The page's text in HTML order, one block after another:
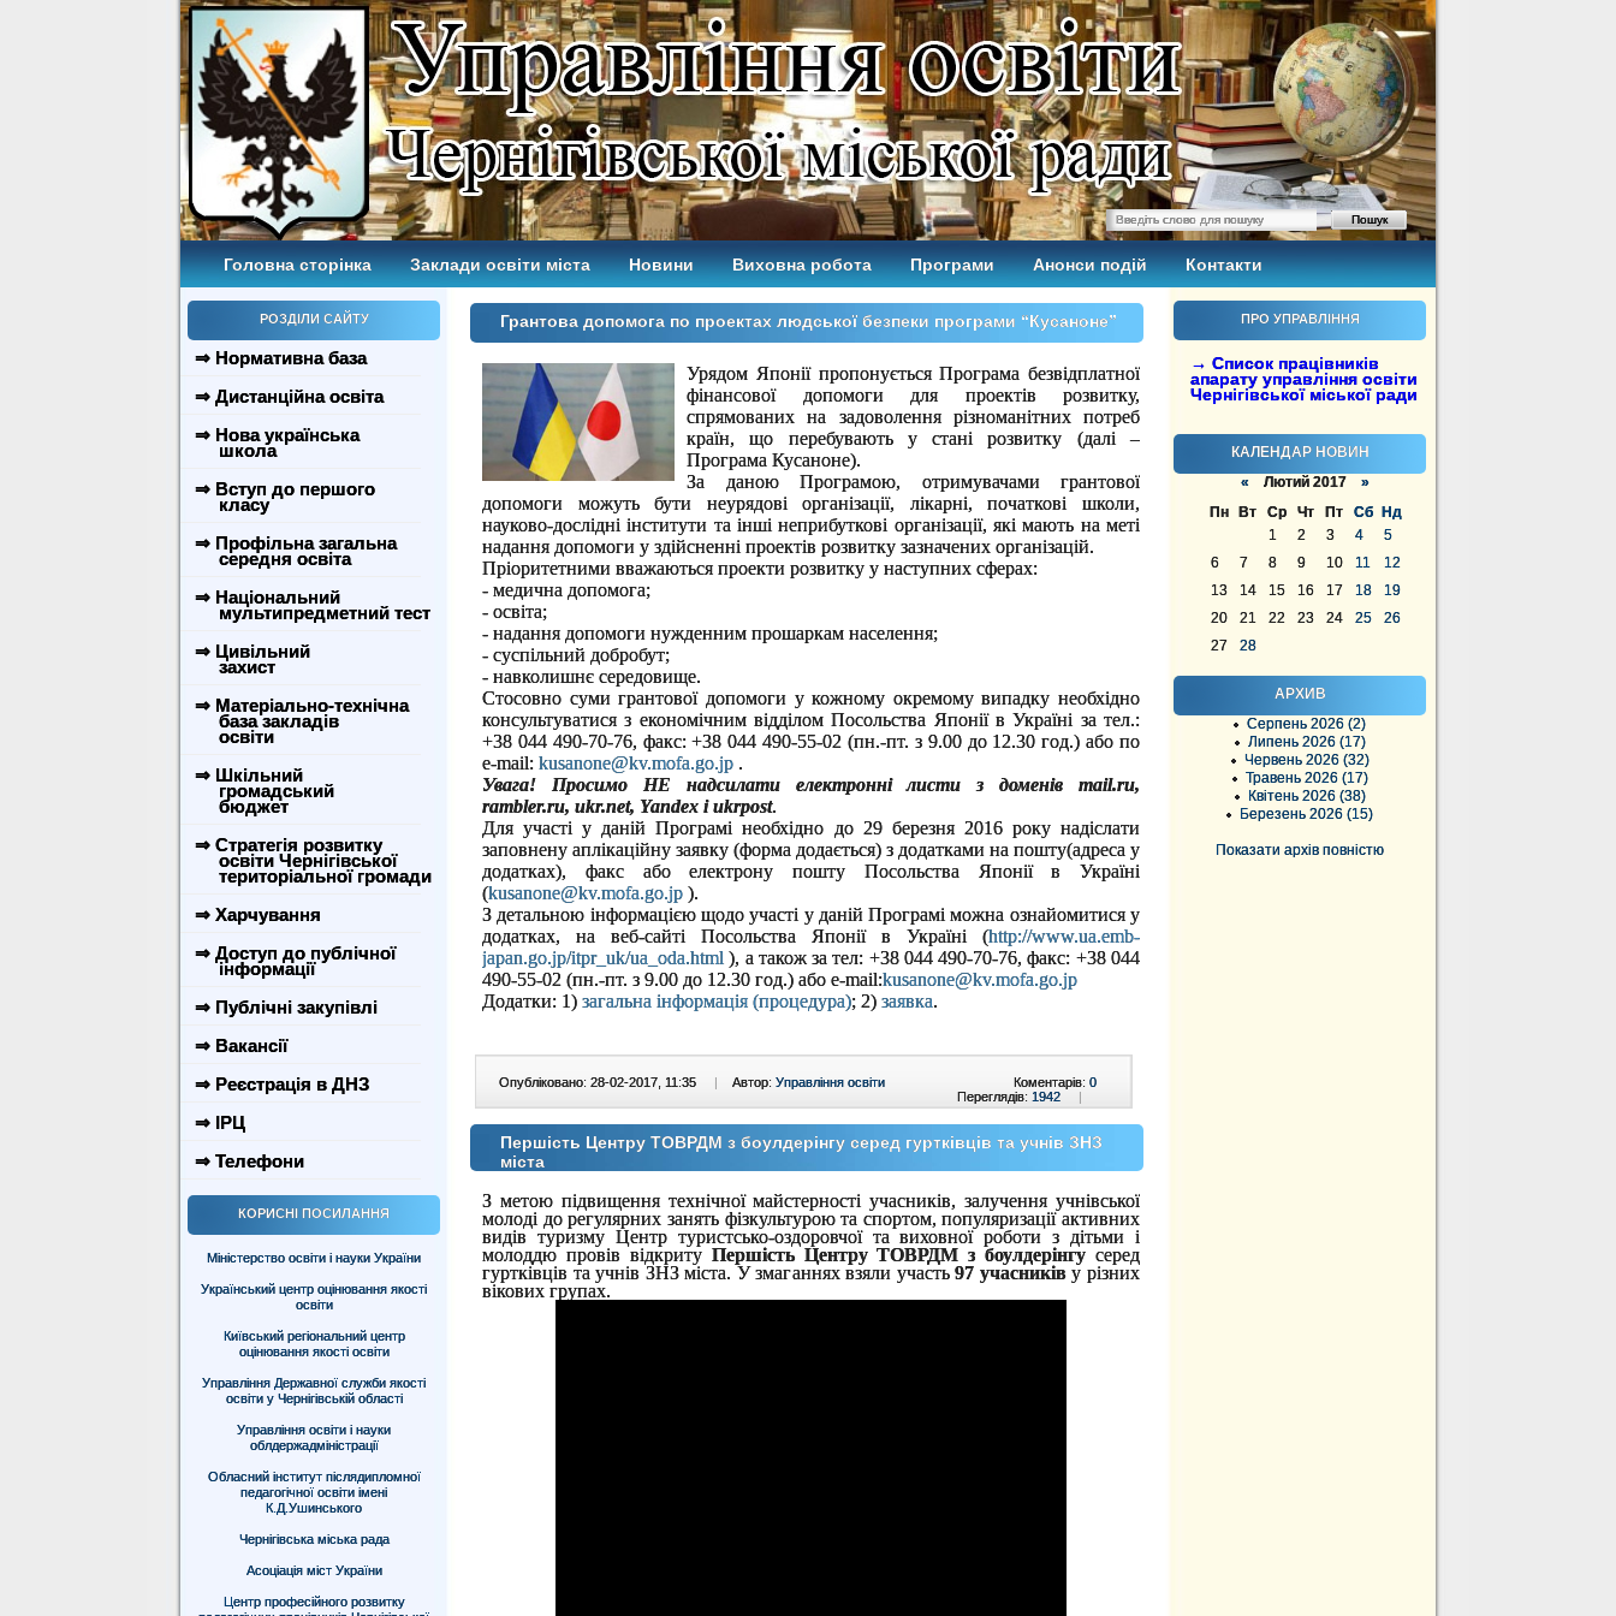
Головна сторінка Заклади освіти міста Новини Виховна робота Програми Анонси подій Контакти
РОЗДІЛИ САЙТУ
⇒ Нормативна база
⇒ Дистанційна освіта
⇒ Нова українська
школа
⇒ Вступ до першого
класу
⇒ Профільна загальна
середня освіта
⇒ Національний
мультипредметний тест
⇒ Цивільний
захист
⇒ Матеріально-технічна
база закладів
освіти
⇒ Шкільний
громадський
бюджет
⇒ Стратегія розвитку
освіти Чернігівської
територіальної громади
⇒ Харчування
⇒ Доступ до публічної
інформації
⇒ Публічні закупівлі
⇒ Вакансії
⇒ Реєстрація в ДНЗ
⇒ ІРЦ
⇒ Телефони
КОРИСНІ ПОСИЛАННЯ
Міністерство освіти і науки України
Український центр оцінювання якості
освіти
Київський регіональний центр
оцінювання якості освіти
Управління Державної служби якості
освіти у Чернігівській області
Управління освіти і науки
облдержадміністрації
Обласний інститут післядипломної
педагогічної освіти імені
К.Д.Ушинського
Чернігівська міська рада
Асоціація міст України
Центр професійного розвитку
ПРО УПРАВЛІННЯ
→ Список працівників
апарату управління освіти
Чернігівської міської ради
КАЛЕНДАР НОВИН
« Лютий 2017 »
Пн
Вт Ср Чт Пт Сб
Нд
1
2 3 4
5
6
7 8 9 10 11
12
13
14 15 16 17 18
19
20
21 22 23 24 25
26
27
28
АРХИВ
Серпень 2026 (2)
Липень 2026 (17)
Червень 2026 (32)
Травень 2026 (17)
Квітень 2026 (38)
Березень 2026 (15)
Показати архів повністю
Грантова допомога по проектах людської безпеки програми “Кусаноне”
Урядом Японії пропонується Програма безвідплатної
фінансової допомоги для проектів розвитку,
спрямованих на задоволення різноманітних потреб
країн, що перебувають у стані розвитку (далі –
Програма Кусаноне).
За даною Програмою, отримувачами грантової
допомоги можуть бути неурядові організації, лікарні, початкові школи,
науково-дослідні інститути та інші неприбуткові організації, які мають на меті
надання допомоги у здійсненні проектів розвитку зазначених організацій.
Пріоритетними вважаються проекти розвитку у наступних сферах:
- медична допомога;
- освіта;
- надання допомоги нужденним прошаркам населення;
- суспільний добробут;
- навколишнє середовище.
Стосовно суми грантової допомоги у кожному окремому випадку необхідно
консультуватися з економічним відділом Посольства Японії в Україні за тел.:
+38 044 490-70-76, факс: +38 044 490-55-02 (пн.-пт. з 9.00 до 12.30 год.) або по
e-mail: kusanone@kv.mofa.go.jp .
Увага! Просимо НЕ надсилати електронні листи з доменів mail.ru,
rambler.ru, ukr.net, Yandex i ukrpost.
Для участі у даній Програмі необхідно до 29 березня 2016 року надіслати
заповнену аплікаційну заявку (форма додається) з додатками на пошту(адреса у
додатках), факс або електрону пошту Посольства Японії в Україні
(kusanone@kv.mofa.go.jp ).
З детальною інформацією щодо участі у даній Програмі можна ознайомитися у
додатках, на веб-сайті Посольства Японії в Україні (http://www.ua.emb-
japan.go.jp/itpr_uk/ua_oda.html ), а також за тел: +38 044 490-70-76, факс: +38 044
490-55-02 (пн.-пт. з 9.00 до 12.30 год.) або e-mail:kusanone@kv.mofa.go.jp
Додатки: 1) загальна інформація (процедура); 2) заявка.
Опубліковано: 28-02-2017, 11:35 | Автор: Управління освіти Коментарів: 0
Переглядів: 1942 |
Першість Центру ТОВРДМ з боулдерінгу серед гуртківців та учнів ЗНЗ
міста
З метою підвищення технічної майстерності учасників, залучення учнівської
молоді до регулярних занять фізкультурою та спортом, популяризації активних
видів туризму Центр туристсько-оздоровчої та виховної роботи з дітьми і
молоддю провів відкриту Першість Центру ТОВРДМ з боулдерінгу серед
гуртківців та учнів ЗНЗ міста. У змаганнях взяли участь97 учасниківу різних
вікових групах.